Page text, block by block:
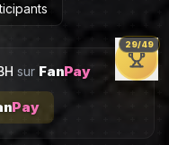
29/49
sur FanPay
Pay